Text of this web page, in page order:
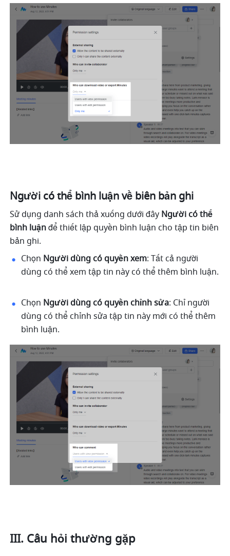
Người có thể bình luận về biên bản ghi
Sử dụng danh sách thả xuống dưới đây Người có thể
bình luận để thiết lập quyền bình luận cho tập tin biên
bản ghi.
Chọn Người dùng có quyền xem: Tất cả người
Chọn Người dùng có quyền chỉnh sửa: Chỉ người
dùng có thể chỉnh sửa tập tin này mới có thể thêm
bình luận.
III. Câu hỏi thường gặp